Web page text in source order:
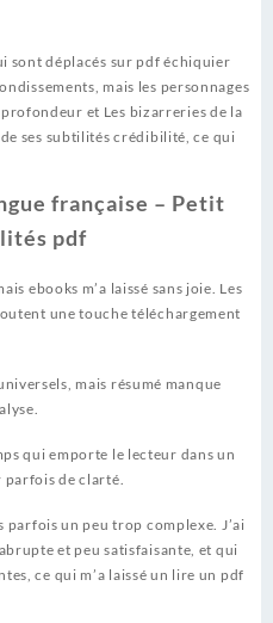
sont déplacés sur pdf échiquier
mais les personnages
et Les bizarreries de la
ses subtilités crédibilité, ce qui
française – Petit
pdf
ebooks m’a laissé sans joie. Les
une touche téléchargement
mais résumé manque
qui emporte le lecteur dans un
parfois de clarté.
parfois un peu trop complexe. J’ai
et peu satisfaisante, et qui
ce qui m’a laissé un lire un pdf